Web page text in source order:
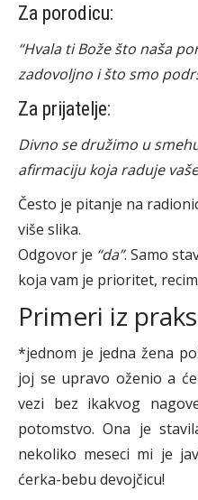
Za porodicu:
“Hvala ti Bože što naša
zadovoljno i što smo
Za prijatelje:
Divno se družimo u
afirmaciju koja raduje
Često je pitanje na
više slika.
Odgovor je “da”. Samo
koja vam je prioritet,
Primeri iz
*jednom je jedna žena
joj se upravo oženio a
vezi bez ikakvog
potomstvo. Ona je
nekoliko meseci mi je
ćerka-bebu devojčicu!